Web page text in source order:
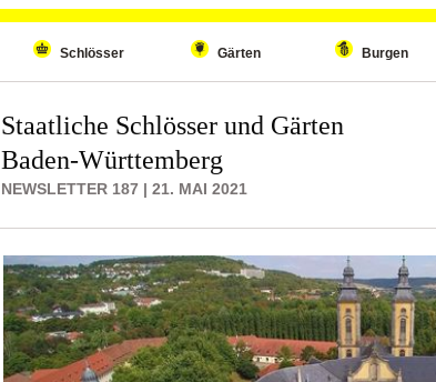
Schlösser Gärten Burgen
Staatliche Schlösser und Gärten
Baden-Württemberg
NEWSLETTER 187 | 21. MAI 2021